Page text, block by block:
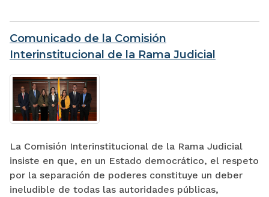
Comunicado de la Comisión
Interinstitucional de la Rama Judicial
La Comisión Interinstitucional de la Rama Judicial
insiste en que, en un Estado democrático, el respeto
por la separación de poderes constituye un deber
ineludible de todas las autoridades públicas,